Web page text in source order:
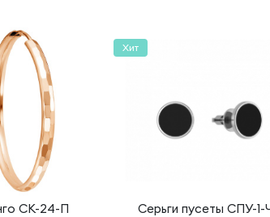
СК-24-П Серьги пусеты СПУ-1-
Хит